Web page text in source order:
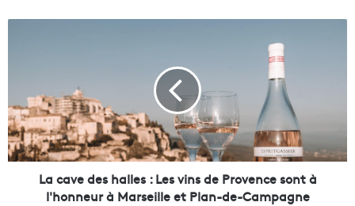
e
d
e
s
La cave des halles : Les vins de Provence sont à
l'honneur à Marseille et Plan-de-Campagne